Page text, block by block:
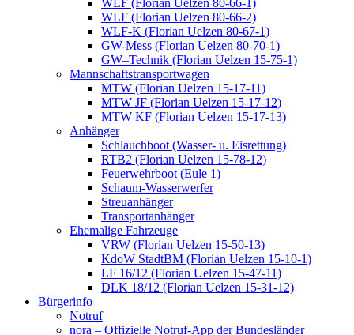
WLF (Florian Uelzen 80-66-1)
WLF (Florian Uelzen 80-66-2)
WLF-K (Florian Uelzen 80-67-1)
GW-Mess (Florian Uelzen 80-70-1)
GW–Technik (Florian Uelzen 15-75-1)
Mannschaftstransportwagen
MTW (Florian Uelzen 15-17-11)
MTW JF (Florian Uelzen 15-17-12)
MTW KF (Florian Uelzen 15-17-13)
Anhänger
Schlauchboot (Wasser- u. Eisrettung)
RTB2 (Florian Uelzen 15-78-12)
Feuerwehrboot (Eule 1)
Schaum-Wasserwerfer
Streuanhänger
Transportanhänger
Ehemalige Fahrzeuge
VRW (Florian Uelzen 15-50-13)
KdoW StadtBM (Florian Uelzen 15-10-1)
LF 16/12 (Florian Uelzen 15-47-11)
DLK 18/12 (Florian Uelzen 15-31-12)
Bürgerinfo
Notruf
nora – Offizielle Notruf-App der Bundesländer